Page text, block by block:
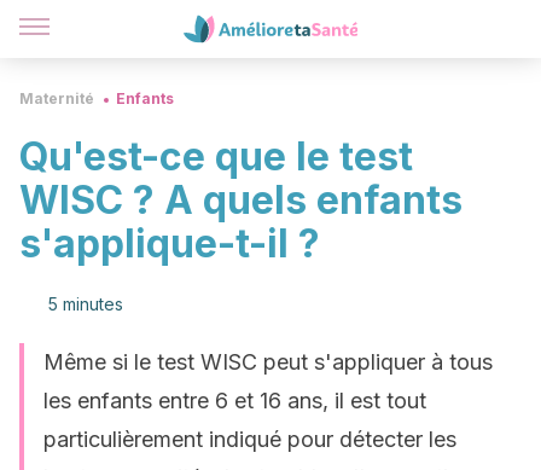
Maternité Enfants
Qu'est-ce que le test
WISC ? A quels enfants
s'applique-t-il ?
5 minutes
Même si le test WISC peut s'appliquer à tous
les enfants entre 6 et 16 ans, il est tout
particulièrement indiqué pour détecter les